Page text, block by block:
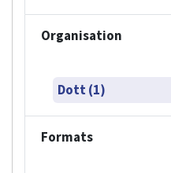
Organisation
Dott (1)
Formats